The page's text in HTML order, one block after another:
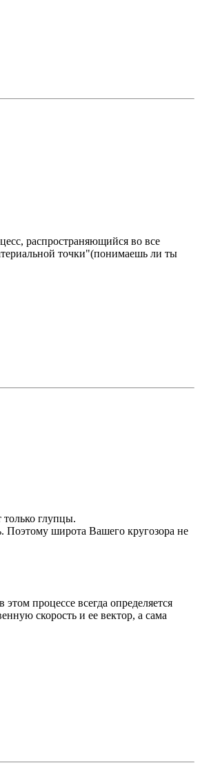
распространяющийся во все
точки"(понимаешь ли ты
глупцы.
Поэтому широта Вашего кругозора не
процессе всегда определяется
скорость и ее вектор, а сама